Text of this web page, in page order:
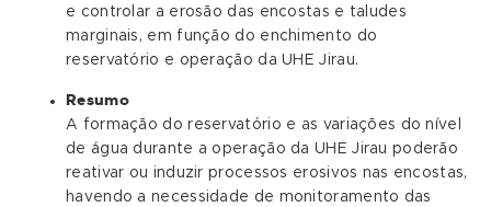
e controlar a erosão das encostas e taludes
marginais, em função do enchimento do
reservatório e operação da UHE Jirau.
Resumo
A formação do reservatório e as variações do nível
de água durante a operação da UHE Jirau poderão
reativar ou induzir processos erosivos nas encostas,
havendo a necessidade de monitoramento das